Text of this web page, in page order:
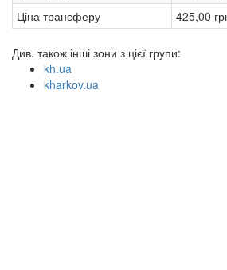
Ціна трансферу
425,00
Див. також інші зони з цієї групи:
kh.ua
kharkov.ua